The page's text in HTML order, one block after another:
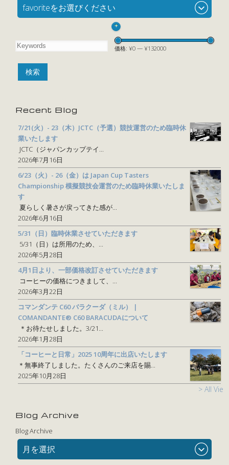
favoriteをお選びください
+
価格: ¥0— ¥132000
Recent Blog
7/21(火）- 23（木）JCTC（予選）競技運営のため臨時休
業いたします
JCTC（ジャパンカップテイ...
2026年7月16日
6/23（火）- 26（金）は Japan Cup Tasters
Championship 模擬競技会運営のため臨時休業いたしま
す
夏らしく暑さが戻ってきた感が...
2026年6月16日
5/31（日）臨時休業させていただきます
5/31（日）は所用のため、...
2026年5月28日
4月1日より、一部価格改訂させていただきます
コーヒーの価格につきまして、...
2026年3月22日
コマンダンテ C60 バラクーダ（ミル） |
COMANDANTE® C60 BARACUDAについて
＊お待たせしました。3/21...
2026年1月28日
「コーヒーと日常」2025 10周年に出店いたします
＊無事終了しました。たくさんのご来店を賜...
2025年10月28日
> All View
Blog Archive
Blog Archive
月を選択